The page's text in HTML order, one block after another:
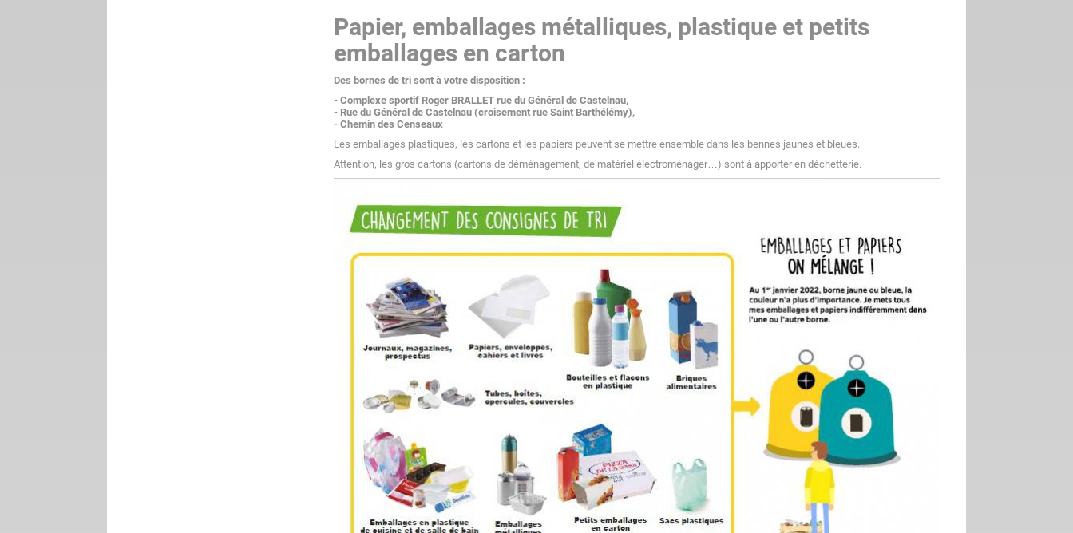
Papier, emballages métalliques, plastique et petits
emballages en carton
Des bornes de tri sont à votre disposition :
- Complexe sportif Roger BRALLET rue du Général de Castelnau,
- Rue du Général de Castelnau (croisement rue Saint Barthélémy),
- Chemin des Censeaux
Les emballages plastiques, les cartons et les papiers peuvent se mettre ensemble dans les bennes jaunes et bleues.
Attention, les gros cartons (cartons de déménagement, de matériel électroménager…) sont à apporter en déchetterie.